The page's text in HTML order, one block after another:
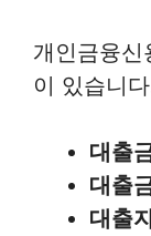
개인금융신
이 있습니
대출
대출
대출